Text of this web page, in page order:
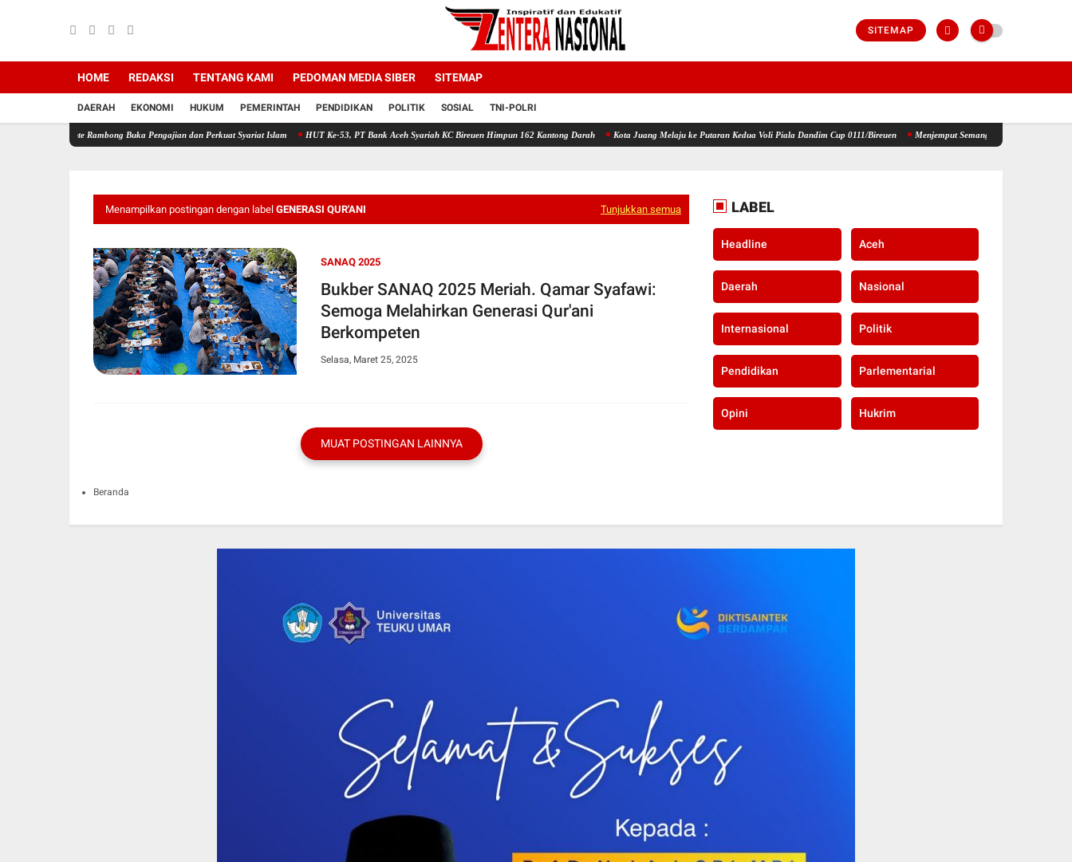
SITEMAP
HOME REDAKSI TENTANG KAMI PEDOMAN MEDIA SIBER SITEMAP
DAERAH EKONOMI HUKUM PEMERINTAH PENDIDIKAN POLITIK SOSIAL TNI-POLRI
Rambong Buka Pengajian dan Perkuat Syariat Islam HUT Ke-53, PT Bank Aceh Syariah KC Bireuen Himpun 162 Kantong Darah Kota Juang Melaju ke Putaran Kedua Voli Piala Dandim Cup 0111/Bireuen Menjemput Semangat Kemerdekaan, Kapolsek Idi Tunong
Menampilkan postingan dengan label GENERASI QUR'ANI Tunjukkan semua
SANAQ 2025
Bukber SANAQ 2025 Meriah. Qamar Syafawi:
Semoga Melahirkan Generasi Qur'ani
Berkompeten
Selasa, Maret 25, 2025
MUAT POSTINGAN LAINNYA
Beranda
LABEL
Headline Aceh
Daerah Nasional
Internasional Politik
Pendidikan Parlementarial
Opini Hukrim